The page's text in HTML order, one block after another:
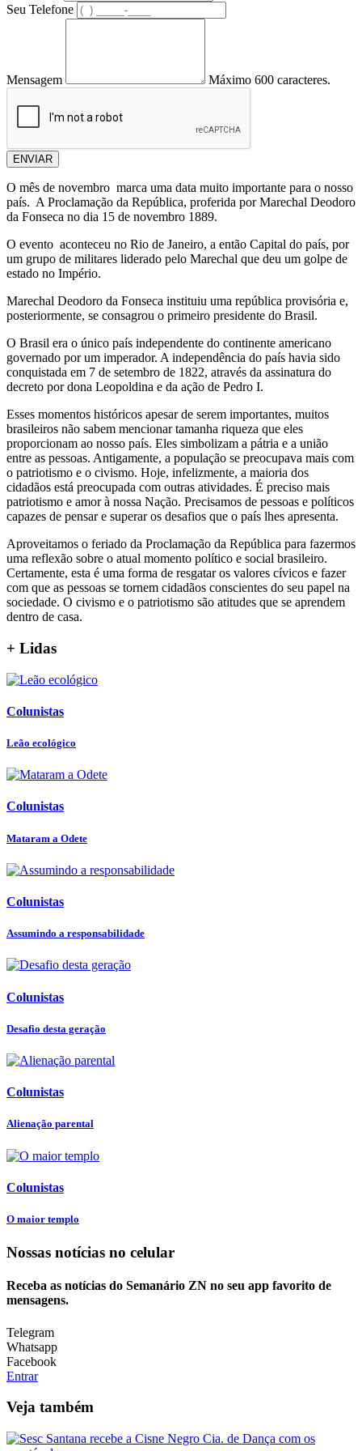
Seu Telefone
Mensagem Máximo 600 caracteres.
ENVIAR
O mês de novembro marca uma data muito importante para o nosso
país. A Proclamação da República, proferida por Marechal Deodoro
da Fonseca no dia 15 de novembro 1889.
O evento aconteceu no Rio de Janeiro, a então Capital do país, por
um grupo de militares liderado pelo Marechal que deu um golpe de
estado no Império.
Marechal Deodoro da Fonseca instituiu uma república provisória e,
posteriormente, se consagrou o primeiro presidente do Brasil.
O Brasil era o único país independente do continente americano
governado por um imperador. A independência do país havia sido
conquistada em 7 de setembro de 1822, através da assinatura do
decreto por dona Leopoldina e da ação de Pedro I.
Esses momentos históricos apesar de serem importantes, muitos
brasileiros não sabem mencionar tamanha riqueza que eles
proporcionam ao nosso país. Eles simbolizam a pátria e a união
entre as pessoas. Antigamente, a população se preocupava mais com
o patriotismo e o civismo. Hoje, infelizmente, a maioria dos
cidadãos está preocupada com outras atividades. É preciso mais
patriotismo e amor à nossa Nação. Precisamos de pessoas e políticos
capazes de pensar e superar os desafios que o país lhes apresenta.
Aproveitamos o feriado da Proclamação da República para fazermos
uma reflexão sobre o atual momento político e social brasileiro.
Certamente, esta é uma forma de resgatar os valores cívicos e fazer
com que as pessoas se tornem cidadãos conscientes do seu papel na
sociedade. O civismo e o patriotismo são atitudes que se aprendem
dentro de casa.
+ Lidas
Colunistas
Leão ecológico
Colunistas
Mataram a Odete
Colunistas
Assumindo a responsabilidade
Colunistas
Desafio desta geração
Colunistas
Alienação parental
Colunistas
O maior templo
Nossas notícias no celular
Receba as notícias do Semanário ZN no seu app favorito de
mensagens.
Telegram
Whatsapp
Facebook
Entrar
Veja também